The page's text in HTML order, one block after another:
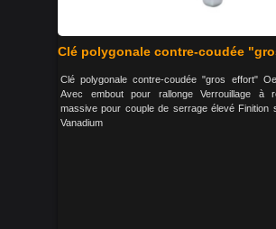
Clé polygonale contre-coudée
Clé polygonale contre-coudée "gros effort"
Avec embout pour rallonge Verrouillage à
massive pour couple de serrage élevé Finition
Vanadium